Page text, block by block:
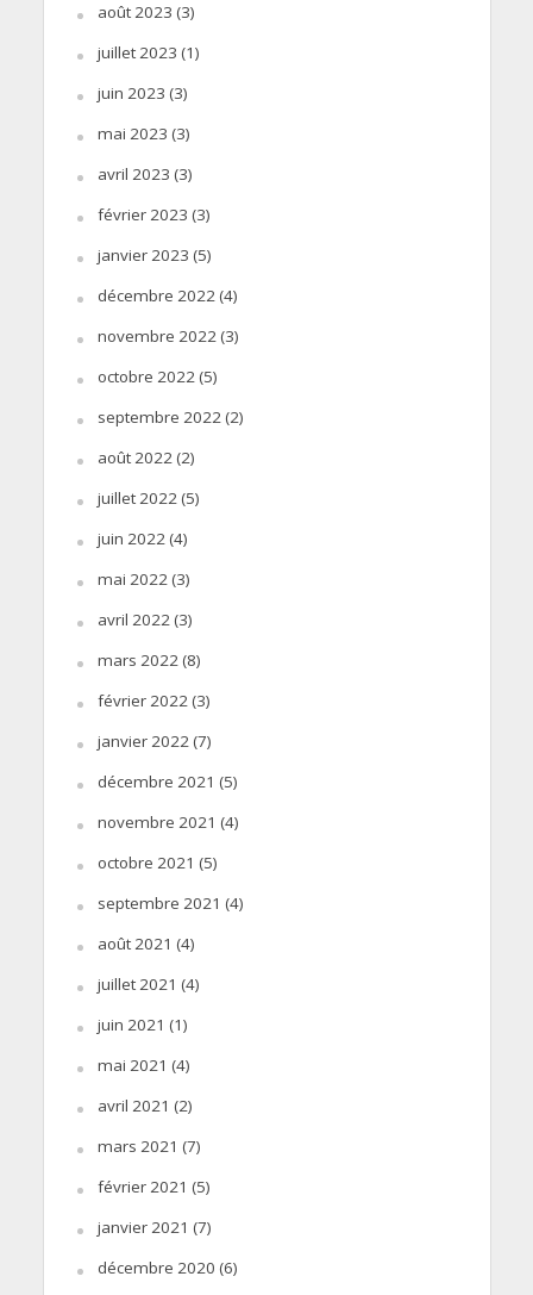
août 2023 (3)
juillet 2023 (1)
juin 2023 (3)
mai 2023 (3)
avril 2023 (3)
février 2023 (3)
janvier 2023 (5)
décembre 2022(4)
novembre 2022(3)
octobre 2022(5)
septembre 2022(2)
août 2022(2)
juillet 2022(5)
juin 2022(4)
mai 2022(3)
avril 2022(3)
mars 2022(8)
février 2022(3)
janvier 2022(7)
décembre 2021 (5)
novembre 2021 (4)
octobre 2021 (5)
septembre 2021 (4)
août 2021 (4)
juillet 2021 (4)
juin 2021 (1)
mai 2021 (4)
avril 2021 (2)
mars 2021 (7)
février 2021 (5)
janvier 2021 (7)
décembre 2020 (6)